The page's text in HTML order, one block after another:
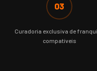
03
Curadoria exclusiva de
compatíveis